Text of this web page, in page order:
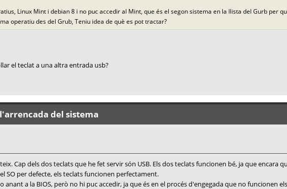
Linux Mint i debian 8 i no puc accedir al Mint, que és el segon sistema en la llista del Gurb per
operatiu des del Grub, Teniu idea de què es pot tractar?
el teclat a una altra entrada usb?
del sistema
Cap dels dos teclats que he fet servir són USB. Els dos teclats funcionen bé, ja que encara
SO per defecte, els teclats funcionen perfectament.
a la BIOS, però no hi puc accedir, ja que és en el procés d'engegada que no funcionen